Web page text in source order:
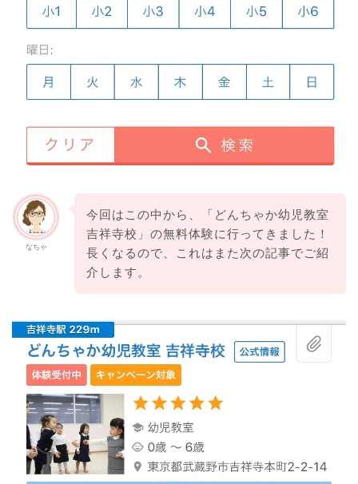
なちゃ
今回はこの中から、「どんちゃか幼児教室
吉祥寺校」の無料体験に行ってきました！
長くなるので、これはまた次の記事でご紹
介します。